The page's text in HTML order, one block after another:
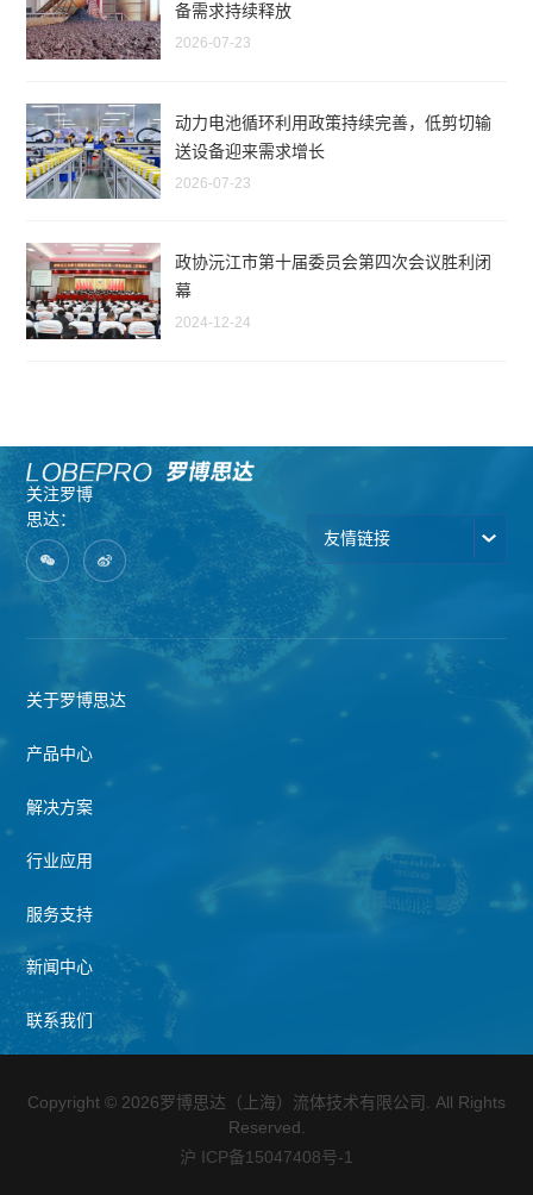
备需求持续释放
2026-07-23
动力电池循环利用政策持续完善，低剪切输
送设备迎来需求增长
2026-07-23
政协沅江市第十届委员会第四次会议胜利闭
幕
2024-12-24
关注罗博
思达：
友情链接
关于罗博思达
产品中心
解决方案
行业应用
服务支持
新闻中心
联系我们
Copyright © 2026罗博思达（上海）流体技术有限公司. All Rights
Reserved.
沪 ICP备15047408号-1